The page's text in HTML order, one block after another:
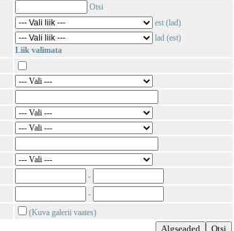
Otsi
est (lad)
lad (est)
Liik valimata
-
-
(Kuva galerii vaates)